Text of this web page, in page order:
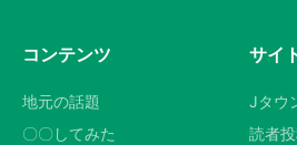
コンテンツ
地元の話題
〇〇してみた
サイ
Jタウ
読者